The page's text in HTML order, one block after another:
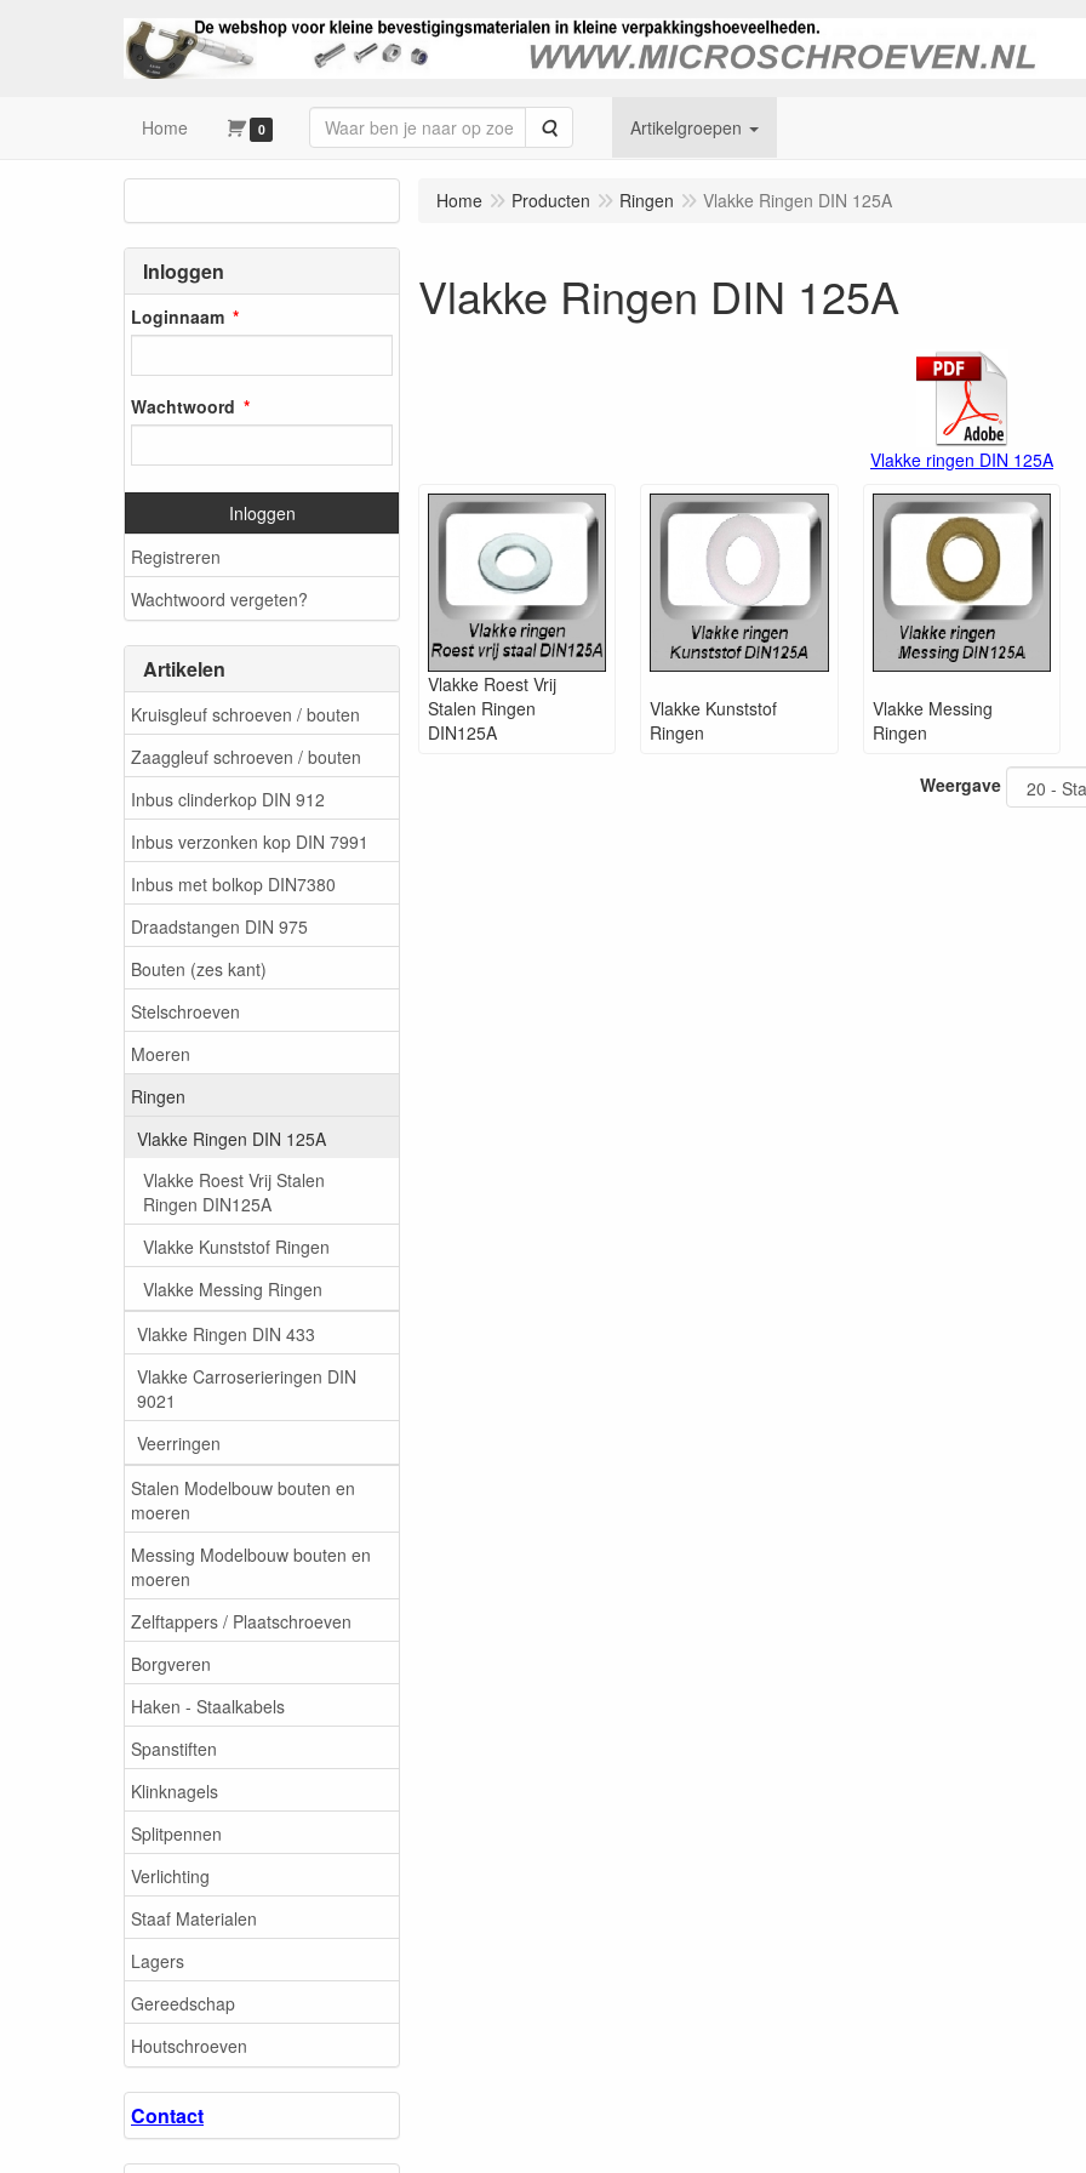
Home 0 Zoeken Artikelgroepen
Inloggen
Loginnaam
Wachtwoord
Inloggen
Registreren
Wachtwoord vergeten?
Artikelen
Kruisgleuf schroeven / bouten
Zaaggleuf schroeven / bouten
Inbus clinderkop DIN 912
Inbus verzonken kop DIN 7991
Inbus met bolkop DIN7380
Draadstangen DIN 975
Bouten (zes kant)
Stelschroeven
Moeren
Ringen
Vlakke Ringen DIN 125A
Vlakke Roest Vrij Stalen
Ringen DIN125A
Vlakke Kunststof Ringen
Vlakke Messing Ringen
Vlakke Ringen DIN 433
Vlakke Carroserieringen DIN
9021
Veerringen
Stalen Modelbouw bouten en
moeren
Messing Modelbouw bouten en
moeren
Zelftappers / Plaatschroeven
Borgveren
Haken - Staalkabels
Spanstiften
Klinknagels
Splitpennen
Verlichting
Staaf Materialen
Lagers
Gereedschap
Houtschroeven
Contact
Home Producten Ringen Vlakke Ringen DIN 125A
Vlakke Ringen DIN 125A
Vlakke ringen DIN 125A
Vlakke Roest Vrij
Stalen Ringen
DIN125A
Vlakke Kunststof
Ringen
Vlakke Messing
Ringen
Weergave